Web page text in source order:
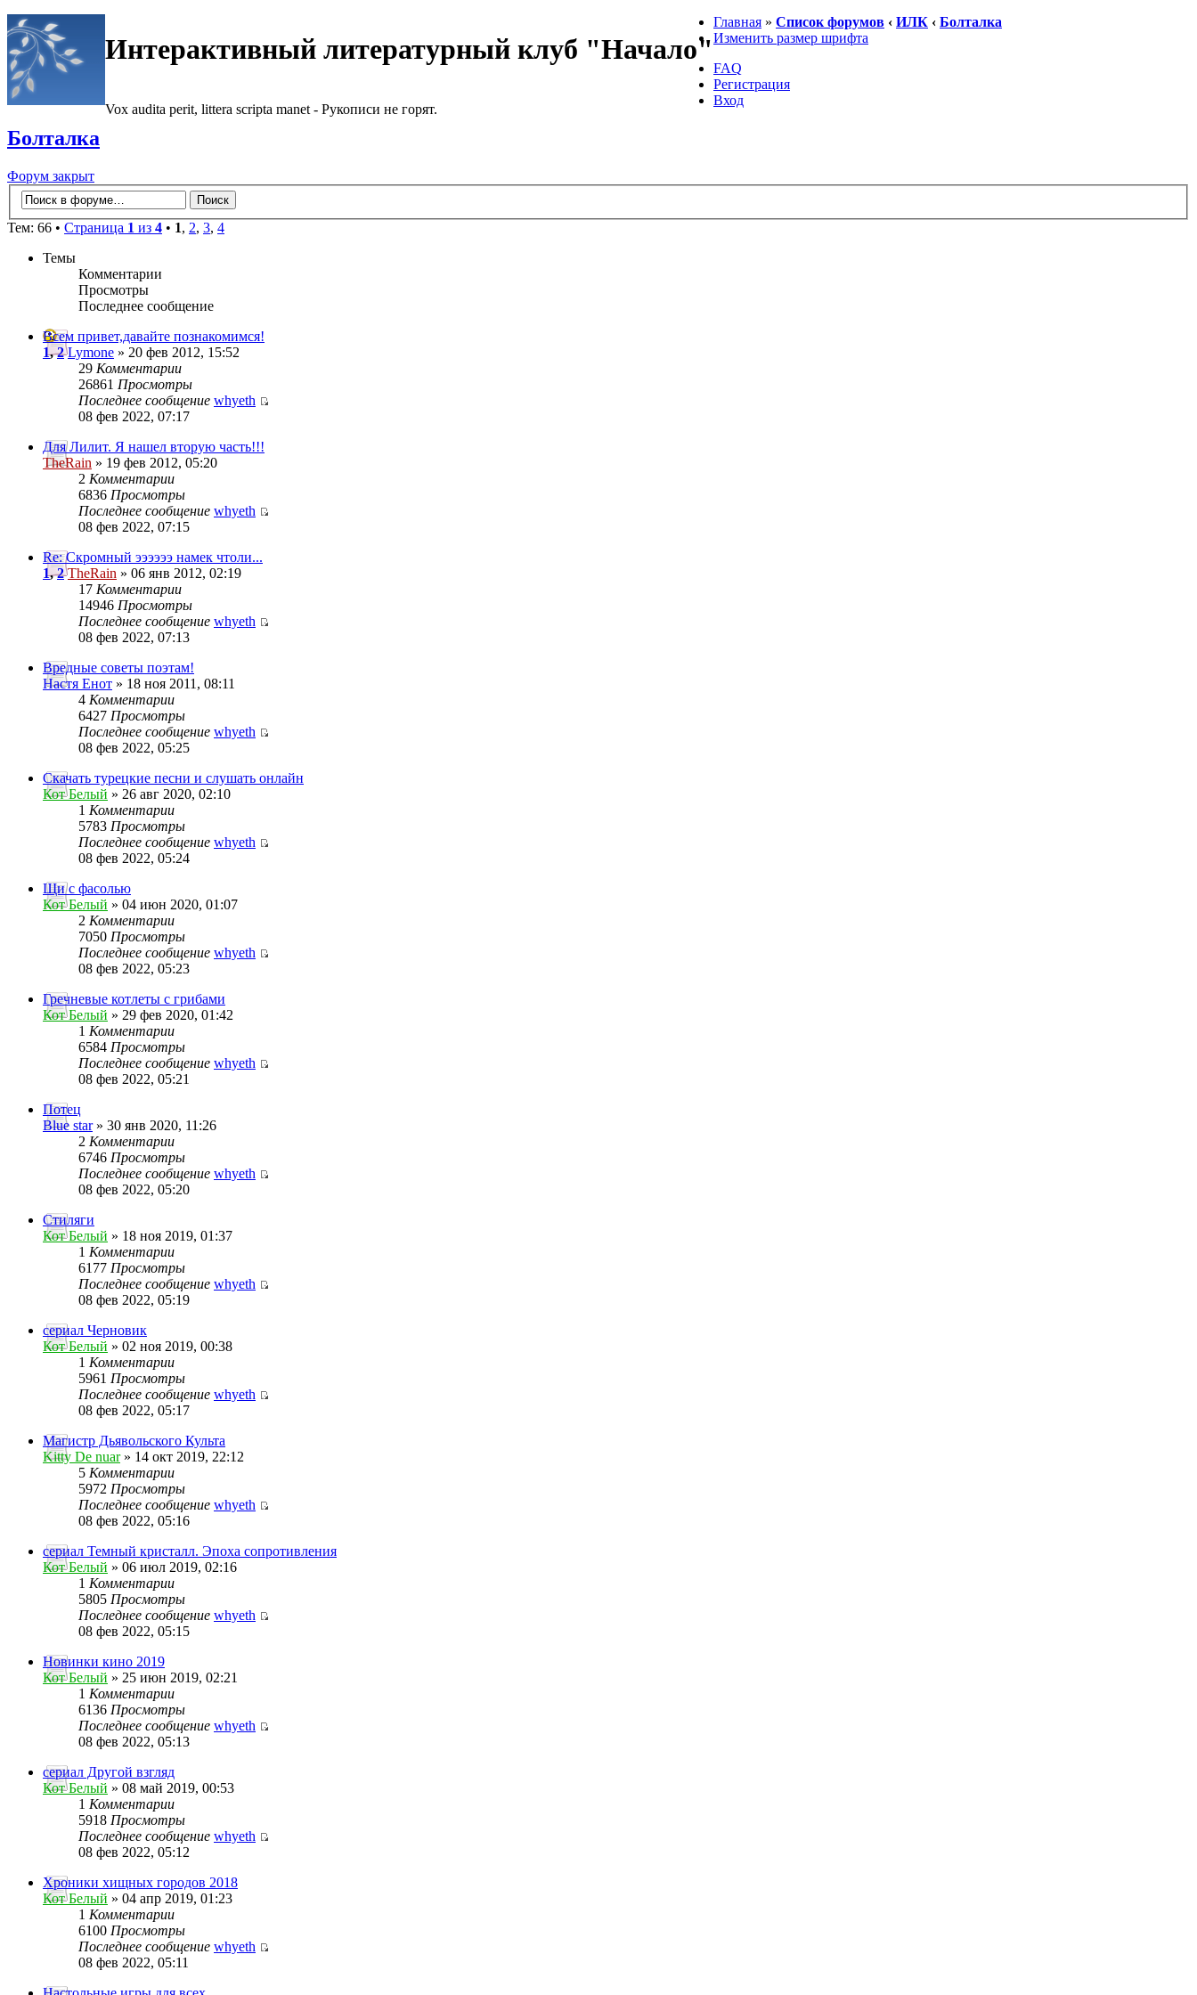
Интерактивный литературный клуб "Начало"
Vox audita perit, littera scripta manet - Рукописи не горят.
Главная » Список форумов ‹ ИЛК ‹ Болталка
Изменить размер шрифта
FAQ
Регистрация
Вход
Болталка
Форум закрыт
Тем: 66 • Страница 1 из 4 • 1, 2, 3, 4
Темы
Комментарии
Просмотры
Последнее сообщение
Всем привет,давайте познакомимся!
1,2 Lymone » 20 фев 2012, 15:52
29 Комментарии
26861 Просмотры
Последнее сообщение whyeth
08 фев 2022, 07:17
Для Лилит. Я нашел вторую часть!!!
TheRain » 19 фев 2012, 05:20
2 Комментарии
6836 Просмотры
Последнее сообщение whyeth
08 фев 2022, 07:15
Re: Скромный ээээээ намек чтоли...
1,2 TheRain » 06 янв 2012, 02:19
17 Комментарии
14946 Просмотры
Последнее сообщение whyeth
08 фев 2022, 07:13
Вредные советы поэтам!
Настя Енот » 18 ноя 2011, 08:11
4 Комментарии
6427 Просмотры
Последнее сообщение whyeth
08 фев 2022, 05:25
Скачать турецкие песни и слушать онлайн
Кот Белый » 26 авг 2020, 02:10
1 Комментарии
5783 Просмотры
Последнее сообщение whyeth
08 фев 2022, 05:24
Щи с фасолью
Кот Белый » 04 июн 2020, 01:07
2 Комментарии
7050 Просмотры
Последнее сообщение whyeth
08 фев 2022, 05:23
Гречневые котлеты с грибами
Кот Белый » 29 фев 2020, 01:42
1 Комментарии
6584 Просмотры
Последнее сообщение whyeth
08 фев 2022, 05:21
Потец
Blue star» 30 янв 2020, 11:26
2 Комментарии
6746 Просмотры
Последнее сообщение whyeth
08 фев 2022, 05:20
Стиляги
Кот Белый » 18 ноя 2019, 01:37
1 Комментарии
6177 Просмотры
Последнее сообщение whyeth
08 фев 2022, 05:19
сериал Черновик
Кот Белый » 02 ноя 2019, 00:38
1 Комментарии
5961 Просмотры
Последнее сообщение whyeth
08 фев 2022, 05:17
Магистр Дьявольского Культа
Kitty De nuar» 14 окт 2019, 22:12
5 Комментарии
5972 Просмотры
Последнее сообщение whyeth
08 фев 2022, 05:16
сериал Темный кристалл. Эпоха сопротивления
Кот Белый » 06 июл 2019, 02:16
1 Комментарии
5805 Просмотры
Последнее сообщение whyeth
08 фев 2022, 05:15
Новинки кино 2019
Кот Белый » 25 июн 2019, 02:21
1 Комментарии
6136 Просмотры
Последнее сообщение whyeth
08 фев 2022, 05:13
сериал Другой взгляд
Кот Белый » 08 май 2019, 00:53
1 Комментарии
5918 Просмотры
Последнее сообщение whyeth
08 фев 2022, 05:12
Хроники хищных городов 2018
Кот Белый » 04 апр 2019, 01:23
1 Комментарии
6100 Просмотры
Последнее сообщение whyeth
08 фев 2022, 05:11